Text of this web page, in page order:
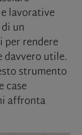
lavorative
un
per rendere
utile.
strumento
case
affronta